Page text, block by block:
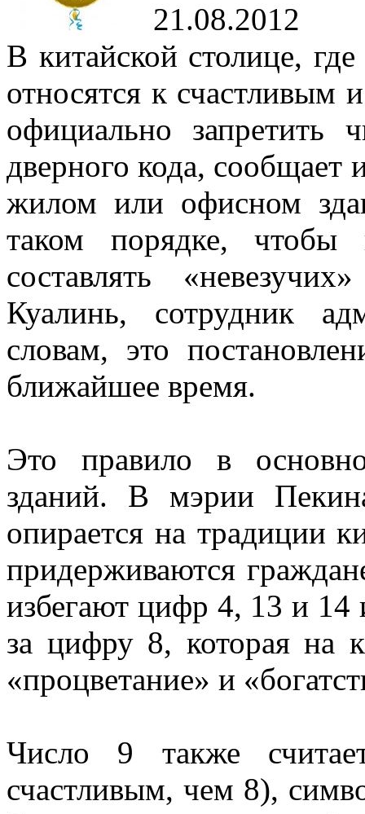
21.08.2012
В китайской столице,
относятся к счастливым
официально
дверного кода, сообщает
жилом или офисном
таком порядке, чтобы
составлять
Куалинь, сотрудник
словам, это
ближайшее время.
Это правило в
зданий. В мэрии
опирается на традиции
придерживаются
избегают цифр 4, 13 и 14
за цифру 8, которая на
«процветание» и
Число 9 также
счастливым, чем 8),